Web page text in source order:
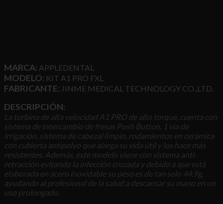
MARCA: APPLEDENTAL
MODELO: KIT A1 PRO FXL
FABRICANTE: JINME MEDICAL TECHNOLOGY CO.,LTD.
DESCRIPCIÓN:
La turbina de alta velocidad A1 PRO de alto torque, cuenta con
sistema de intercambio de fresas Push Button, 1 vía de
irrigación, sistema de cabezal limpio, rodamientos en cerámica
con cubierta antipolvo que alarga su vida útil y los hace más
resistentes. Además, este modelo viene con sistema anti-
retracción evitando la infección cruzada y debido a que está
elaborada en acero inoxidable su peso es de tan solo 44.9g,
ayudando al profesional de la salud a descansar su mano en un
uso prolongado.